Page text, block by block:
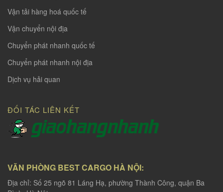
Vận tải hàng hoá quốc tế
Vận chuyển nội địa
Chuyển phát nhanh quốc tế
Chuyển phát nhanh nội địa
Dịch vụ hải quan
ĐỐI TÁC LIÊN KẾT
VĂN PHÒNG BEST CARGO HÀ NỘI:
Địa chỉ: Số 25 ngõ 81 Láng Hạ, phường Thành Công, quận Ba